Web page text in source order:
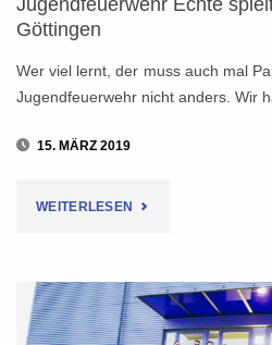
Göttingen
Wer viel lernt, der muss auch mal
Jugendfeuerwehr nicht anders. Wir
15. MÄRZ 2019
WEITERLESEN
SPIELT
NEONGOLF